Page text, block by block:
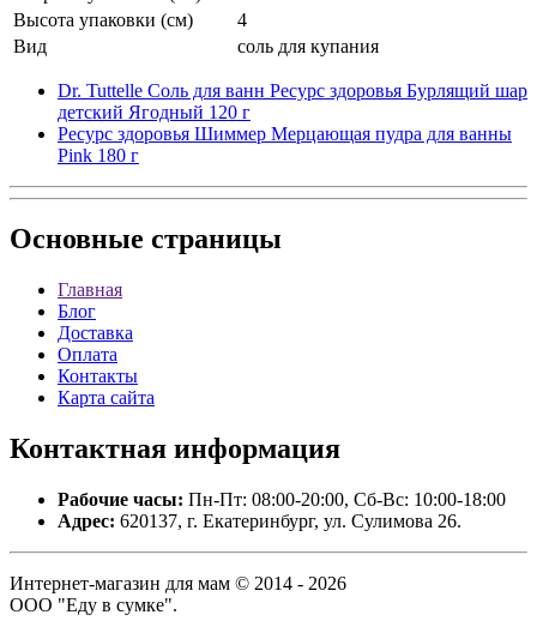
Высота упаковки (см)
4
Вид
соль для купания
Dr. Tuttelle Соль для ванн Ресурс здоровья Бурлящий шар
детский Ягодный 120 г
Ресурс здоровья Шиммер Мерцающая пудра для ванны
Pink 180 г
Основные страницы
Главная
Блог
Доставка
Оплата
Контакты
Карта сайта
Контактная информация
Рабочие часы: Пн-Пт: 08:00-20:00, Сб-Вс: 10:00-18:00
Адрес: 620137, г. Екатеринбург, ул. Сулимова 26.
Интернет-магазин для мам © 2014 - 2026
ООО "Еду в сумке".